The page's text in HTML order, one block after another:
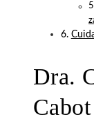
Dra.
Cabot